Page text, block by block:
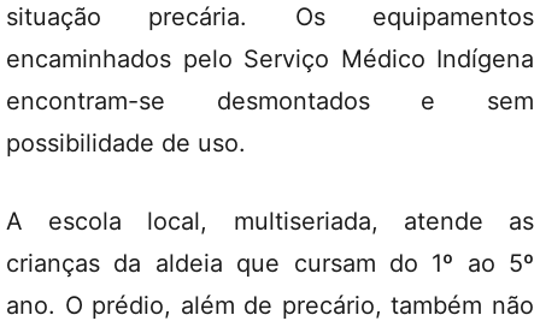
situação precária. Os equipamentos
encaminhados pelo Serviço Médico Indígena
encontram-se desmontados e sem
possibilidade de uso.
A escola local, multiseriada, atende as
crianças da aldeia que cursam do 1º ao 5º
ano. O prédio, além de precário, também não